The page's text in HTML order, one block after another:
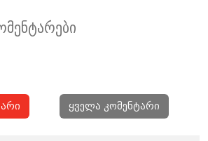
ყველა კომენტარი